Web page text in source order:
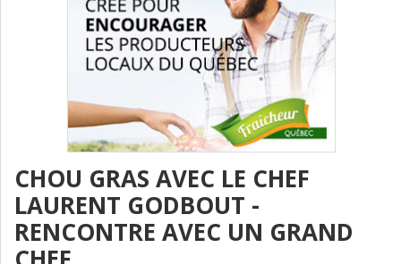
CHOU GRAS AVEC LE CHEF
LAURENT GODBOUT -
RENCONTRE AVEC UN GRAND